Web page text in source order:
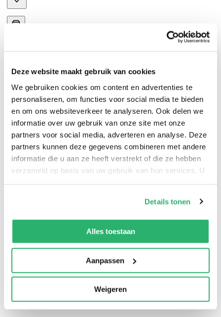
Deze website maakt gebruik van cookies
We gebruiken cookies om content en advertenties te
personaliseren, om functies voor social media te bieden
en om ons websiteverkeer te analyseren. Ook delen we
informatie over uw gebruik van onze site met onze
partners voor social media, adverteren en analyse. Deze
partners kunnen deze gegevens combineren met andere
informatie die u aan ze heeft verstrekt of die ze hebben
verzameld op basis van uw gebruik van hun services. U
kunt op ieder moment uw cookievoorkeuren aanpassen
We werken samen met13 derdendie uw gegevens
kunnen ontvangen en verwerken.
Details tonen
Alles toestaan
Aanpassen
Weigeren